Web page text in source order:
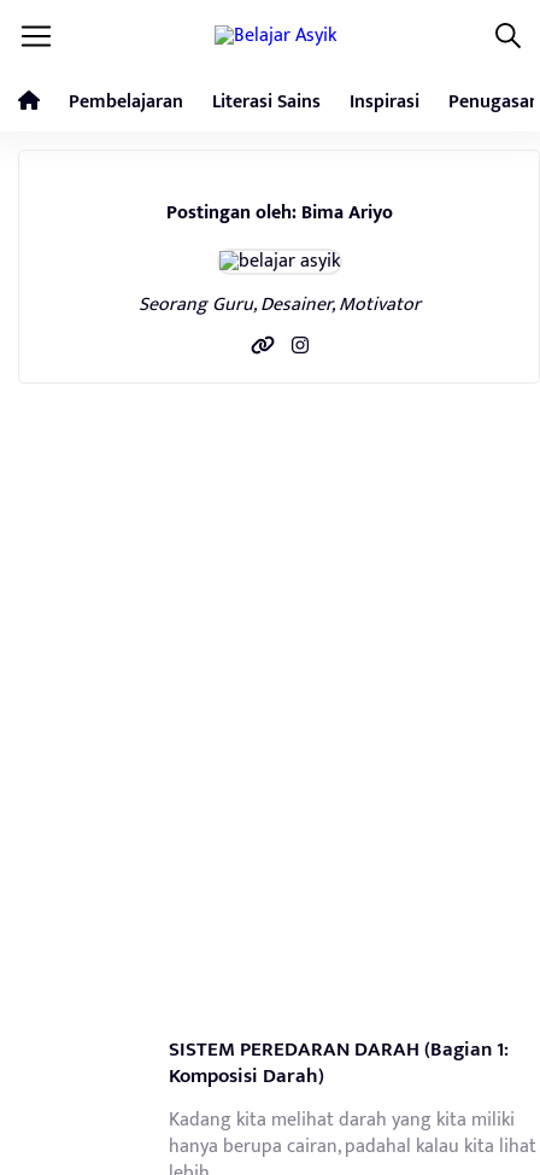
Pembelajaran Literasi Sains Inspirasi Penugasan
Postingan oleh: Bima Ariyo
Seorang Guru, Desainer, Motivator
SISTEM PEREDARAN DARAH (Bagian 1:
Komposisi Darah)
Kadang kita melihat darah yang kita miliki
hanya berupa cairan, padahal kalau kita lihat